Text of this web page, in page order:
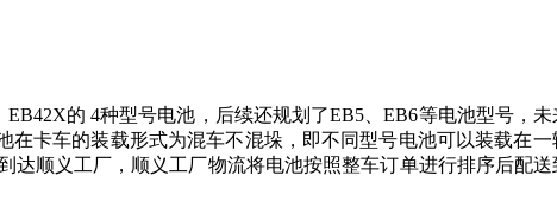
的 4种型号电池，后续还规划了EB5、EB6等电池型号，
卡车的装载形式为混车不混垛，即不同型号电池可以装载在
顺义工厂，顺义工厂物流将电池按照整车订单进行排序后配